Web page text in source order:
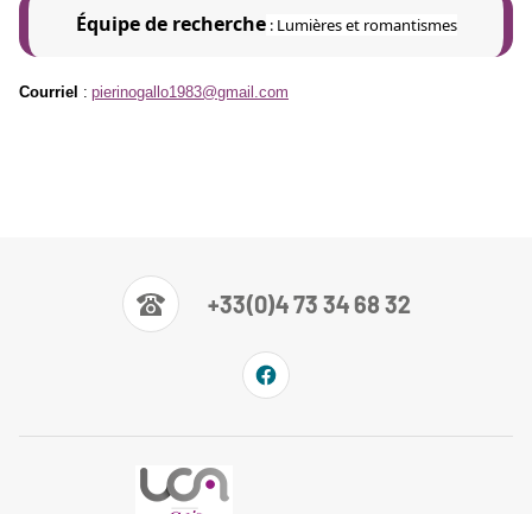
Équipe de recherche: Lumières et romantismes
Courriel : pierinogallo1983@gmail.com
+33(0)4 73 34 68 32